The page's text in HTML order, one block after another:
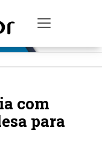
Toggle
com
para